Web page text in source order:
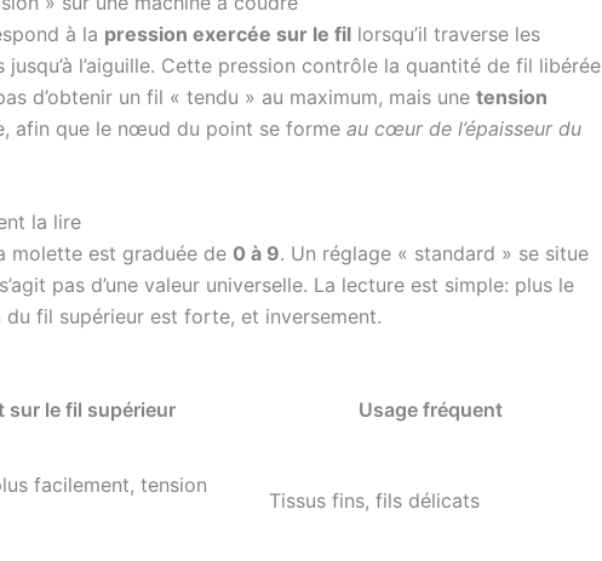
à la pression exercée sur le fil lorsqu’il traverse les
jusqu’à l’aiguille. Cette pression contrôle la quantité de fil libérée
d’obtenir un fil « tendu » au maximum, mais une tension
afin que le nœud du point se forme au cœur de l’épaisseur du
la lire
molette est graduée de 0 à 9. Un réglage « standard » se situe
pas d’une valeur universelle. La lecture est simple: plus le
fil supérieur est forte, et inversement.
sur le fil supérieur Usage fréquent
facilement, tension
Tissus fins, fils délicats